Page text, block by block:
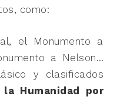
como:
el Monumento a
a Nelson…
y clasificados
Humanidad por